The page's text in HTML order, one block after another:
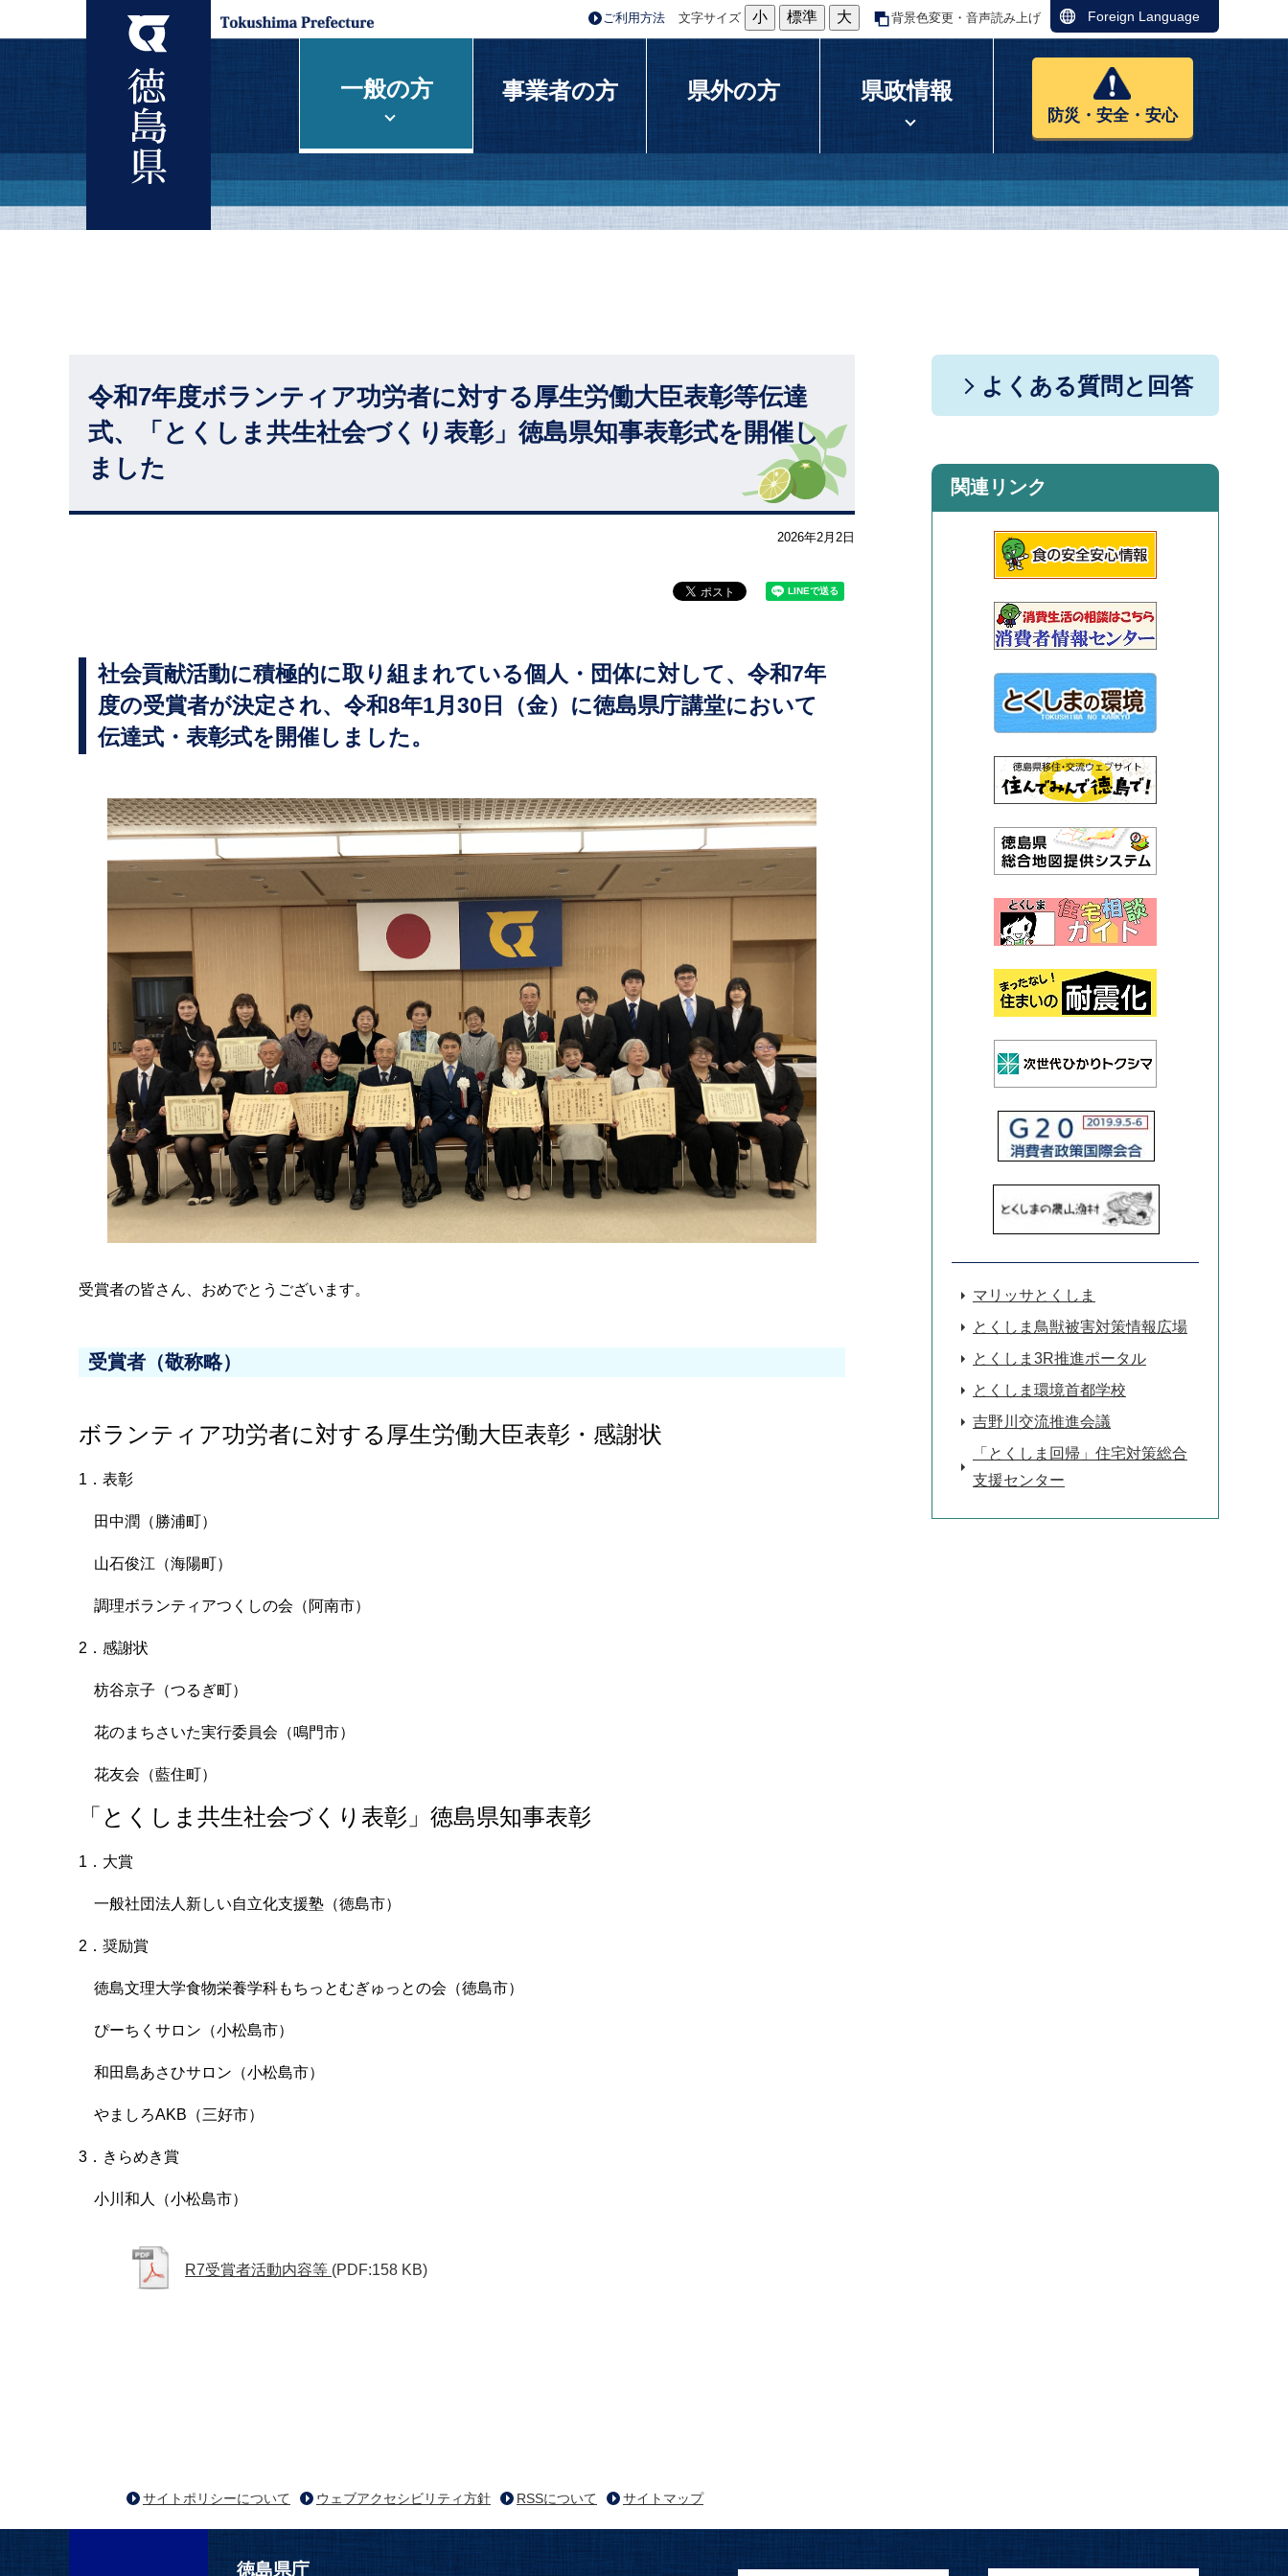
ご利用方法 文字サイズ 小 標準 大 背景色変更・音声読み上げ Foreign Language
一般の方 事業者の方 県外の方 県政情報
防災・安全・安心
令和7年度ボランティア功労者に対する厚生労働大臣表彰等伝達
式、「とくしま共生社会づくり表彰」徳島県知事表彰式を開催し
ました
2026年2月2日
社会貢献活動に積極的に取り組まれている個人・団体に対して、令和7年
度の受賞者が決定され、令和8年1月30日（金）に徳島県庁講堂において
伝達式・表彰式を開催しました。
受賞者の皆さん、おめでとうございます。
受賞者（敬称略）
ボランティア功労者に対する厚生労働大臣表彰・感謝状
1．表彰
田中潤（勝浦町）
山石俊江（海陽町）
調理ボランティアつくしの会（阿南市）
2．感謝状
枋谷京子（つるぎ町）
花のまちさいた実行委員会（鳴門市）
花友会（藍住町）
「とくしま共生社会づくり表彰」徳島県知事表彰
1．大賞
一般社団法人新しい自立化支援塾（徳島市）
2．奨励賞
徳島文理大学食物栄養学科もちっとむぎゅっとの会（徳島市）
ぴーちくサロン（小松島市）
和田島あさひサロン（小松島市）
やましろAKB（三好市）
3．きらめき賞
小川和人（小松島市）
R7受賞者活動内容等 (PDF:158 KB)
よくある質問と回答
関連リンク
マリッサとくしま
とくしま鳥獣被害対策情報広場
とくしま3R推進ポータル
とくしま環境首都学校
吉野川交流推進会議
「とくしま回帰」住宅対策総合
支援センター
サイトポリシーについて ウェブアクセシビリティ方針 RSSについて サイトマップ
徳島県庁